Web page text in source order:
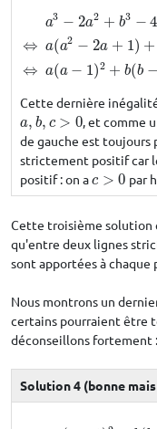
⇔
⇔
a3 − 2a2 + b3 − 4
a(a2 − 2a + 1) +
a(a − 1)2 + b(b −
2a2 +b 3−4b2+c3 −6 c
Cette dernière
a, b, c > 0
a,b,c >0
, et comme
de gauche est toujours
strictement positif car
positif : on ac > 0
c >0 par
Cette troisième solution
qu'entre deux lignes
sont apportées à chaque
Nous montrons un
certains pourraient être
déconseillons fortement :
Solution 4 (bonne